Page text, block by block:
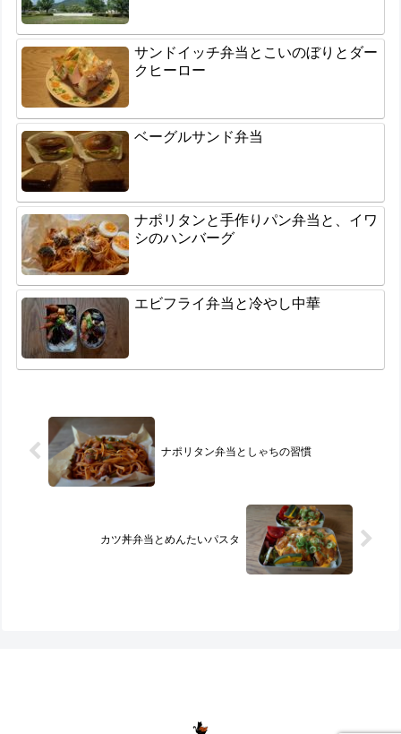
サンドイッチ弁当とこいのぼりとダー
クヒーロー
ベーグルサンド弁当
ナポリタンと手作りパン弁当と、イワ
シのハンバーグ
エビフライ弁当と冷やし中華
ナポリタン弁当としゃちの習慣
カツ丼弁当とめんたいパスタ